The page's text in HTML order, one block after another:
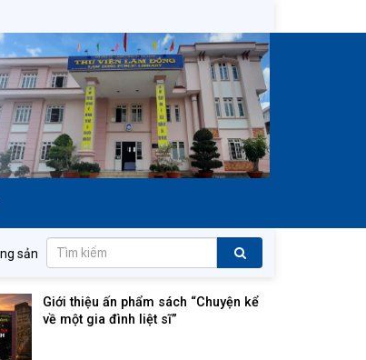
Nam quang vinh muôn năm! Tất cả vì mục tiêu dân
Giới thiệu ấn phẩm sách “Chuyện kể
về một gia đình liệt sĩ”